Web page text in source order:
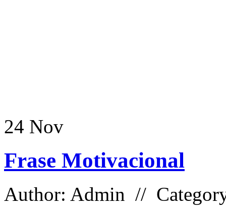
24 Nov
Frase Motivacional
Author: Admin //